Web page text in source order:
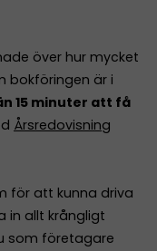
över hur mycket
bokföringen är i
15 minuter att få
Årsredovisning
för att kunna driva
in allt krångligt
som företagare